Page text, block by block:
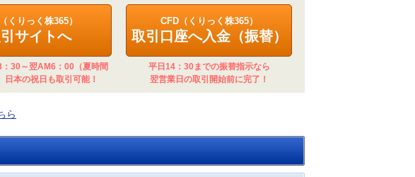
くりっく株365）
サイトへ
30～翌AM6：00（夏時間
日本の祝日も取引可能！
CFD（くりっく株365）
取引口座へ入金（振替）
平日14：30までの振替指示なら
翌営業日の取引開始前に完了！
ら